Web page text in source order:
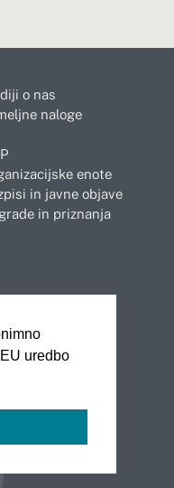
uredbo
o nas
naloge
enote
in javne objave
in priznanja
mesto
Gradec